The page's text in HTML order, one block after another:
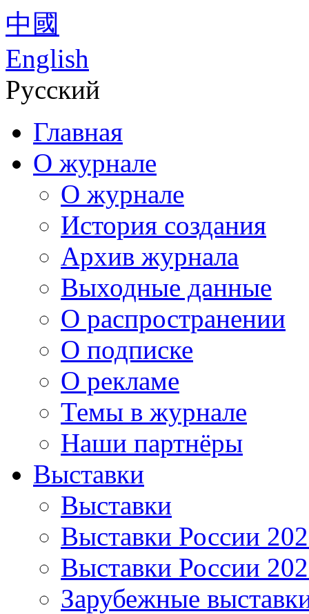
中國
English
Русский
Главная
О журнале
О журнале
История создания
Архив журнала
Выходные данные
О распространении
О подписке
О рекламе
Темы в журнале
Наши партнёры
Выставки
Выставки
Выставки России
Выставки России
Зарубежные